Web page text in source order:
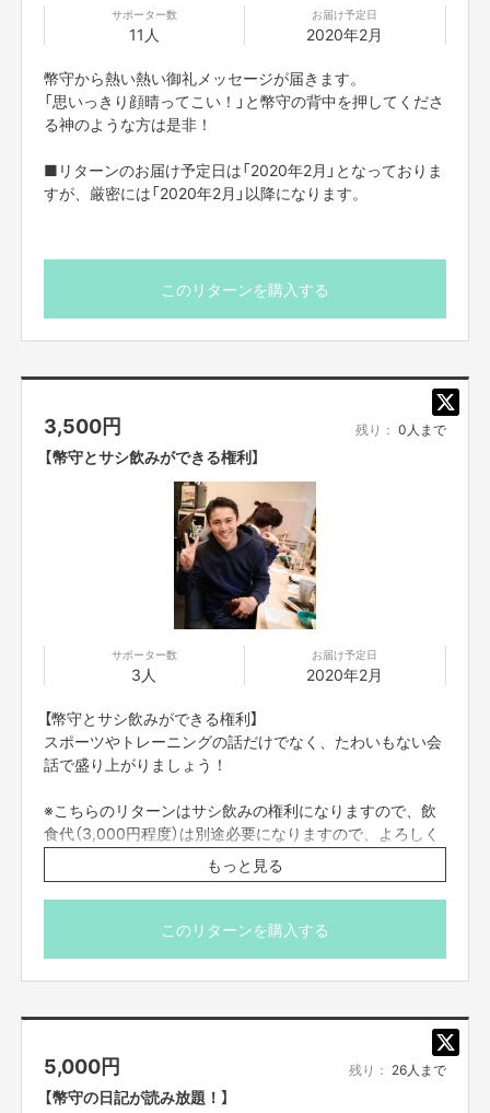
か肌で感じにいきます。
僕自身、まだトレーナーとして大きな実績もありませんし、
まだまだ何者でもない若造です。
一人では何もできないし、助けてもらわないと生きていけません。
これからトレーナーとして結果を残し、学校を作り、町を作り、最終的に経
済を回していける仕組みを作るまでの過程で何度も何度もつまづくと思いま
みっともない話ですが、そこで再び立ち上がる時にそばにいていただけると
嬉しいです。
皆様がビックリするようなスポーツの世界を必ず作ります。
温かいご支援よろしくお願いいたします。
2019年12月20日
【所在地】
お取引において開示要求があった場合速やかにお答えさせて頂きます。
【お問合せ先】
お問い合わせは下記のURLのメッセージからご連絡ください。
https://cf.fany.lol/users/message/view/1676
【返品期限】
不良品、発送品間違いの場合は無料で交換させていただきます。到着日から
7日以内に上記問い合わせ先へご連絡ください。それ以上経過しますと返品
をお受け出来ない場合がございます。※サポーターのご都合によるキャンセ
ル・返品・交換はお受けできません。
サポーター数
11人
お届け予定日
2020年2月
幣守から熱い熱い御礼メッセージが届きます。
「思いっきり顔晴ってこい！」と幣守の背中を押してくださ
る神のような方は是非！
■リターンのお届け予定日は「2020年2月」となっておりま
すが、厳密には「2020年2月」以降になります。
このリターンを購入する
3,500円 残り： 0人まで
【幣守とサシ飲みができる権利】
サポーター数
3人
お届け予定日
2020年2月
【幣守とサシ飲みができる権利】
スポーツやトレーニングの話だけでなく、たわいもない会
話で盛り上がりましょう！
※こちらのリターンはサシ飲みの権利になりますので、飲
食代（3,000円程度）は別途必要になりますので、よろしく
お願い致します。
■リターンのお届け予定日は「2020年2月」となっておりま
すが、厳密には「2020年2月」以降になります。
もっと見る
このリターンを購入する
5,000円 残り： 26人まで
【幣守の日記が読み放題！】